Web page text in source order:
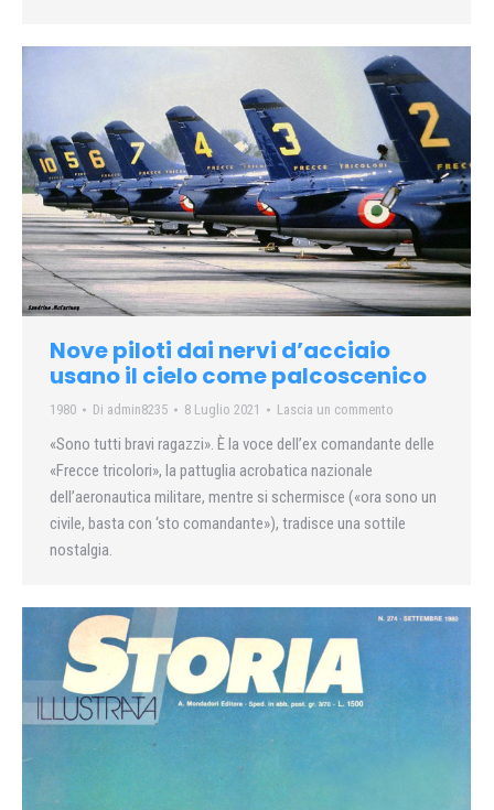
Nove piloti dai nervi d’acciaio
usano il cielo come palcoscenico
1980 Di admin8235 8 Luglio 2021 Lascia un commento
«Sono tutti bravi ragazzi». È la voce dell’ex comandante delle
«Frecce tricolori», la pattuglia acrobatica nazionale
dell’aeronautica militare, mentre si schermisce («ora sono un
civile, basta con ‘sto comandante»), tradisce una sottile
nostalgia.